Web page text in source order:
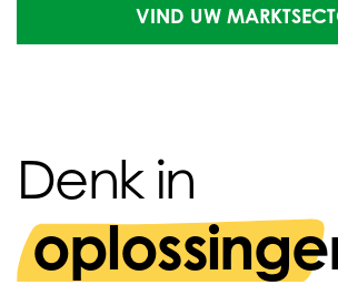
VIND UW
Denk in